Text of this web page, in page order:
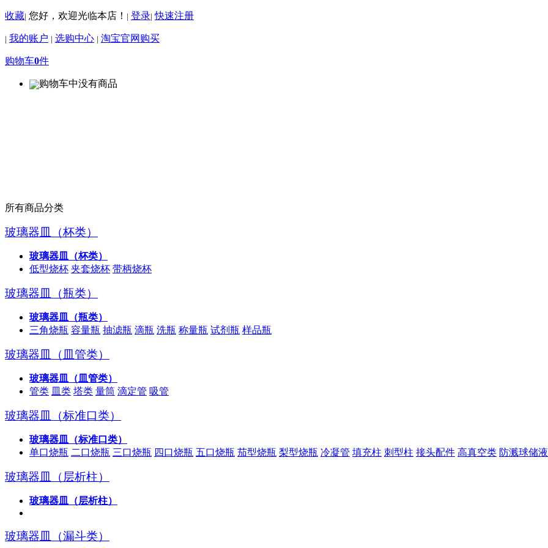
收藏| 您好，欢迎光临本店！ | 登录| 快速注册
| 我的账户 | 选购中心 | 淘宝官网购买
购物车0件
购物车中没有商品
所有商品分类
玻璃器皿（杯类）
玻璃器皿（杯类）
低型烧杯 夹套烧杯 带柄烧杯
玻璃器皿（瓶类）
玻璃器皿（瓶类）
三角烧瓶 容量瓶 抽滤瓶 滴瓶 洗瓶 称量瓶 试剂瓶 样品瓶
玻璃器皿（皿管类）
玻璃器皿（皿管类）
管类 皿类 塔类 量筒 滴定管 吸管
玻璃器皿（标准口类）
玻璃器皿（标准口类）
单口烧瓶 二口烧瓶 三口烧瓶 四口烧瓶 五口烧瓶 茄型烧瓶 梨型烧瓶 冷凝管 填充柱 刺型柱 接头配件 高真空类 防溅球储
玻璃器皿（层析柱）
玻璃器皿（层析柱）
玻璃器皿（漏斗类）